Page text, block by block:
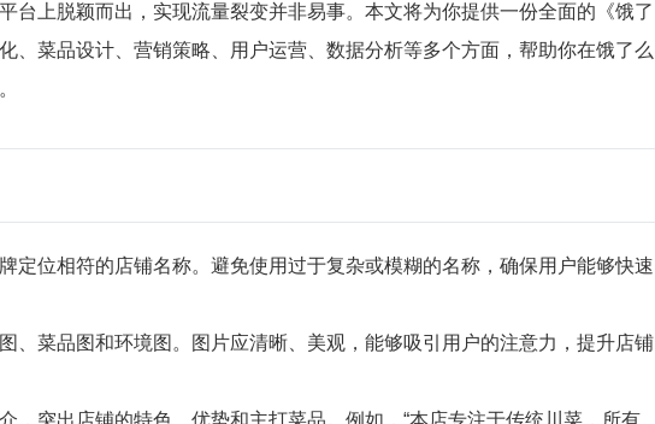
台上脱颖而出，实现流量裂变并非易事。本文将为你提供一份全面的《饿了
、菜品设计、营销策略、用户运营、数据分析等多个方面，帮助你在饿了么
定位相符的店铺名称。避免使用过于复杂或模糊的名称，确保用户能够快速
、菜品图和环境图。图片应清晰、美观，能够吸引用户的注意力，提升店铺
，突出店铺的特色、优势和主打菜品。例如，“本店专注于传统川菜，所有